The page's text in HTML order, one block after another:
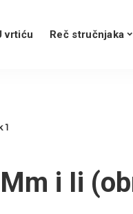
vrtiću Reč stručnjaka
1
i Ii